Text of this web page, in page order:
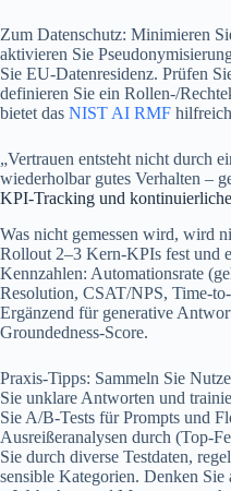
Zum Datenschutz: Minimieren
aktivieren Sie
Sie EU‑Datenresidenz. Prüfen
definieren Sie ein Rollen-/
bietet das NIST AI RMF
„Vertrauen entsteht nicht durch
wiederholbar gutes Verhalten –
KPI-Tracking und
Was nicht gemessen wird, wird
Rollout 2–3 Kern-KPIs fest und
Kennzahlen: Automationsrate
Resolution, CSAT/NPS,
Ergänzend für generative
Groundedness‑Score.
Praxis-Tipps: Sammeln Sie
Sie unklare Antworten und
Sie A/B‑Tests für Prompts und
Ausreißeranalysen durch
Sie durch diverse Testdaten,
sensible Kategorien. Denken